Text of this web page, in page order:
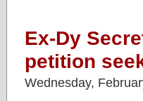
Ex-Dy
petition
Wednesday,